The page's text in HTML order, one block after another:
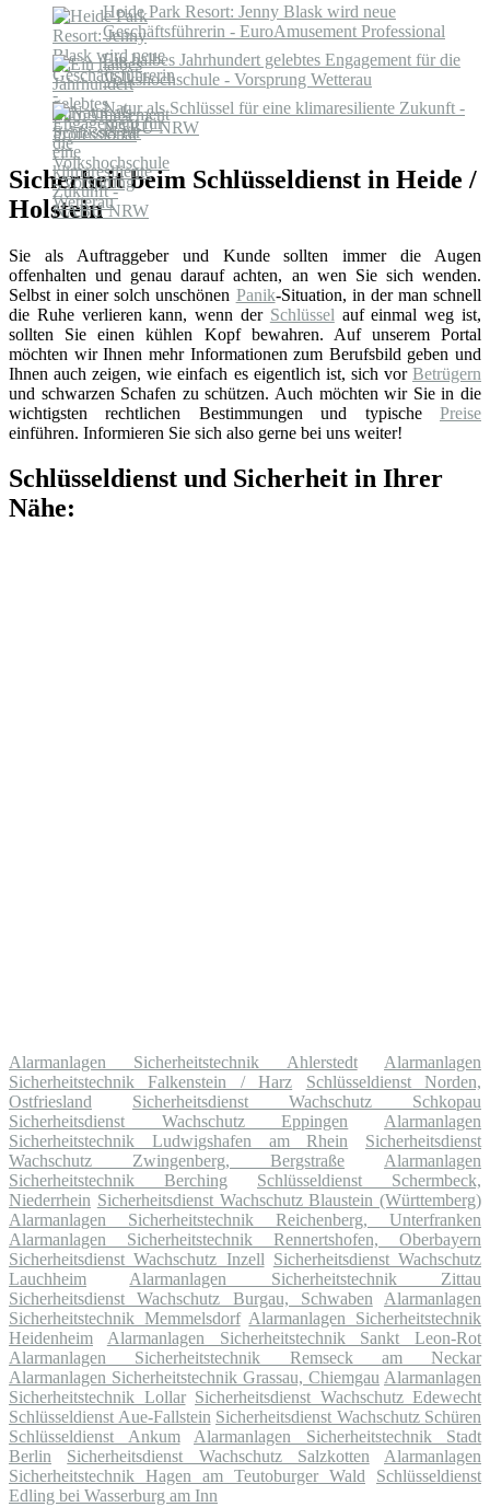
Heide Park Resort: Jenny Blask wird neue
Geschäftsführerin - EuroAmusement Professional
Ein halbes Jahrhundert gelebtes Engagement für die
Volkshochschule - Vorsprung Wetterau
Natur als Schlüssel für eine klimaresiliente Zukunft -
NABU NRW
Sicherheit beim Schlüsseldienst in Heide /
Holstein
Sie als Auftraggeber und Kunde sollten immer die Augen
offenhalten und genau darauf achten, an wen Sie sich wenden.
Selbst in einer solch unschönen Panik-Situation, in der man schnell
die Ruhe verlieren kann, wenn der Schlüssel auf einmal weg ist,
sollten Sie einen kühlen Kopf bewahren. Auf unserem Portal
möchten wir Ihnen mehr Informationen zum Berufsbild geben und
Ihnen auch zeigen, wie einfach es eigentlich ist, sich vor Betrügern
und schwarzen Schafen zu schützen. Auch möchten wir Sie in die
wichtigsten rechtlichen Bestimmungen und typische Preise
einführen. Informieren Sie sich also gerne bei uns weiter!
Schlüsseldienst und Sicherheit in Ihrer
Nähe:
Alarmanlagen Sicherheitstechnik Ahlerstedt
Alarmanlagen
Sicherheitstechnik Falkenstein / Harz
Schlüsseldienst Norden,
Ostfriesland
Sicherheitsdienst Wachschutz Schkopau
Sicherheitsdienst Wachschutz Eppingen
Alarmanlagen
Sicherheitstechnik Ludwigshafen am Rhein
Sicherheitsdienst
Wachschutz Zwingenberg, Bergstraße
Alarmanlagen
Sicherheitstechnik Berching
Schlüsseldienst Schermbeck,
Niederrhein Sicherheitsdienst Wachschutz Blaustein (Württemberg)
Alarmanlagen Sicherheitstechnik Reichenberg, Unterfranken
Alarmanlagen Sicherheitstechnik Rennertshofen, Oberbayern
Sicherheitsdienst Wachschutz Inzell Sicherheitsdienst Wachschutz
Lauchheim
Alarmanlagen Sicherheitstechnik Zittau
Sicherheitsdienst Wachschutz Burgau, Schwaben
Alarmanlagen
Sicherheitstechnik Memmelsdorf Alarmanlagen Sicherheitstechnik
Heidenheim
Alarmanlagen Sicherheitstechnik Sankt Leon-Rot
Alarmanlagen Sicherheitstechnik Remseck am Neckar
Alarmanlagen Sicherheitstechnik Grassau, Chiemgau Alarmanlagen
Sicherheitstechnik Lollar Sicherheitsdienst Wachschutz Edewecht
Schlüsseldienst Aue-Fallstein Sicherheitsdienst Wachschutz Schüren
Schlüsseldienst Ankum
Alarmanlagen Sicherheitstechnik Stadt
Berlin
Sicherheitsdienst Wachschutz Salzkotten
Alarmanlagen
Sicherheitstechnik Hagen am Teutoburger Wald
Schlüsseldienst
Edling bei Wasserburg am Inn